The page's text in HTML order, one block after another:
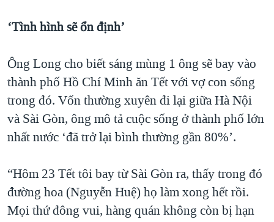
‘Tình hình sẽ ổn định’
Ông Long cho biết sáng mùng 1 ông sẽ bay vào
thành phố Hồ Chí Minh ăn Tết với vợ con sống
trong đó. Vốn thường xuyên đi lại giữa Hà Nội
và Sài Gòn, ông mô tả cuộc sống ở thành phố lớn
nhất nước ‘đã trở lại bình thường gần 80%’.
“Hôm 23 Tết tôi bay từ Sài Gòn ra, thấy trong đó
đường hoa (Nguyễn Huệ) họ làm xong hết rồi.
Mọi thứ đông vui, hàng quán không còn bị hạn